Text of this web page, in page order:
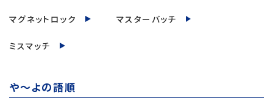
マグネットロック マスターバッチ
ミスマッチ
や～よの語順